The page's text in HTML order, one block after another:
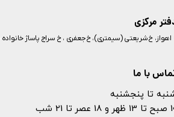
مرکزی
با ما
اهواز، خ شریعتی (سیمتری)، خ جعفری ، خ سراج پاساژ
تا پنجشنبه
تا 21 شب